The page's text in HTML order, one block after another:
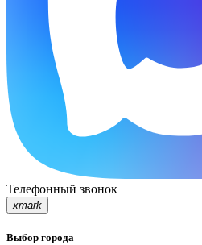
Телефонный звонок
xmark
Выбор города